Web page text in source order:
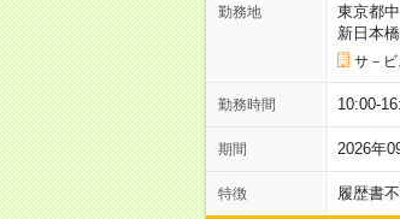
勤務地
東京都
新日本
サ－ビ
勤務時間 10:00-
期間 2026年
特徴 履歴書